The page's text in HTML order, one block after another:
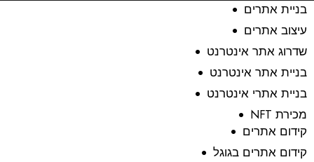
בניית אתרים
עיצוב אתרים
שדרוג אתר אינטרנט
בניית אתר אינטרנט
בניית אתרי אינטרנט
מכירת NFT
קידום אתרים
קידום אתרים בגוגל